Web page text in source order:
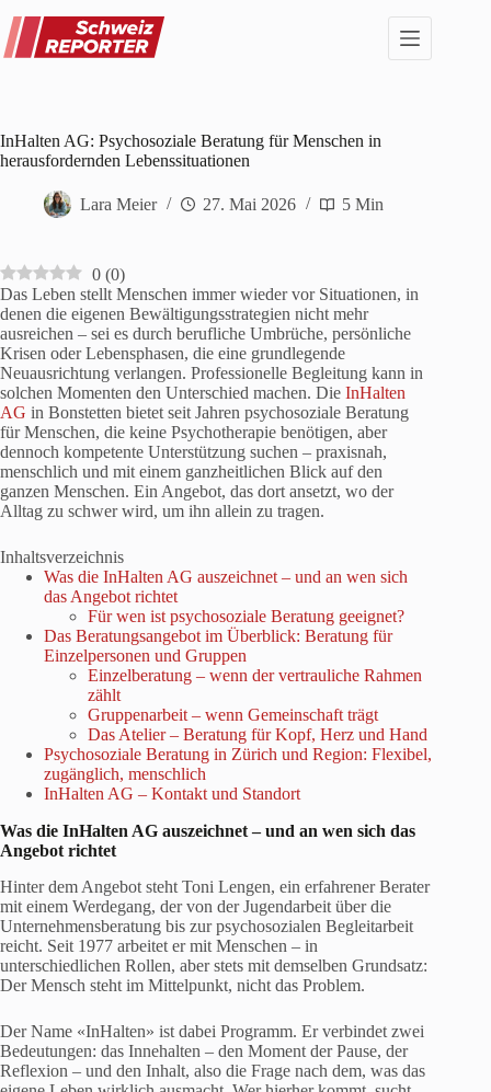
Inhalt
springen
InHalten AG: Psychosoziale Beratung für Menschen in
herausfordernden Lebenssituationen
Lara Meier 27. Mai 2026 5 Min
0 (0)
Das Leben stellt Menschen immer wieder vor Situationen, in
denen die eigenen Bewältigungsstrategien nicht mehr
ausreichen – sei es durch berufliche Umbrüche, persönliche
Krisen oder Lebensphasen, die eine grundlegende
Neuausrichtung verlangen. Professionelle Begleitung kann in
solchen Momenten den Unterschied machen. Die InHalten
AG in Bonstetten bietet seit Jahren psychosoziale Beratung
für Menschen, die keine Psychotherapie benötigen, aber
dennoch kompetente Unterstützung suchen – praxisnah,
menschlich und mit einem ganzheitlichen Blick auf den
ganzen Menschen. Ein Angebot, das dort ansetzt, wo der
Alltag zu schwer wird, um ihn allein zu tragen.
Inhaltsverzeichnis
Was die InHalten AG auszeichnet – und an wen sich
das Angebot richtet
Für wen ist psychosoziale Beratung geeignet?
Das Beratungsangebot im Überblick: Beratung für
Einzelpersonen und Gruppen
Einzelberatung – wenn der vertrauliche Rahmen
zählt
Gruppenarbeit – wenn Gemeinschaft trägt
Das Atelier – Beratung für Kopf, Herz und Hand
Psychosoziale Beratung in Zürich und Region: Flexibel,
zugänglich, menschlich
InHalten AG – Kontakt und Standort
Was die InHalten AG auszeichnet – und an wen sich das
Angebot richtet
Hinter dem Angebot steht Toni Lengen, ein erfahrener Berater
mit einem Werdegang, der von der Jugendarbeit über die
Unternehmensberatung bis zur psychosozialen Begleitarbeit
reicht. Seit 1977 arbeitet er mit Menschen – in
unterschiedlichen Rollen, aber stets mit demselben Grundsatz:
Der Mensch steht im Mittelpunkt, nicht das Problem.
Der Name «InHalten» ist dabei Programm. Er verbindet zwei
Bedeutungen: das Innehalten – den Moment der Pause, der
Reflexion – und den Inhalt, also die Frage nach dem, was das